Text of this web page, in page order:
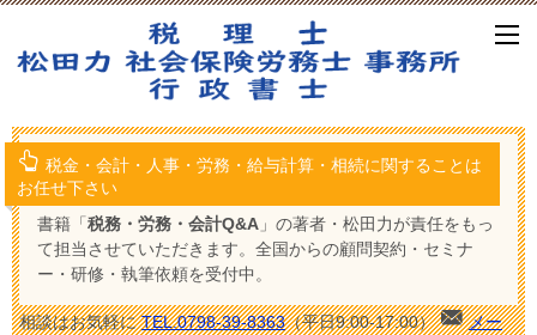
税金・会計・人事・労務・給与計算・相続に関することは
お任せ下さい
書籍「税務・労務・会計Q&A 」の著者・松田力が責任をもっ
て担当させていただきます。全国からの顧問契約・セミナ
ー・研修・執筆依頼を受付中。
相談はお気軽にTEL.0798-39-8363（平日9:00-17:00）
メー